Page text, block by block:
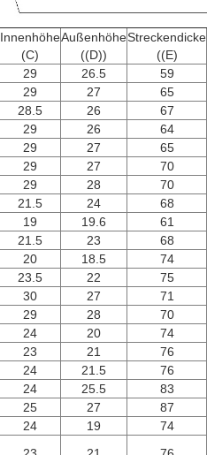
Innenhöhe
(C)
Außenhöhe
((D))
Streckendicke
((E)
29 26.5 59
29 27 65
28.5 26 67
29 26 64
29 27 65
29 27 70
29 28 70
21.5 24 68
19 19.6 61
21.5 23 68
20 18.5 74
23.5 22 75
30 27 71
29 28 70
24 20 74
23 21 76
24 21.5 76
24 25.5 83
25 27 87
24 19 74